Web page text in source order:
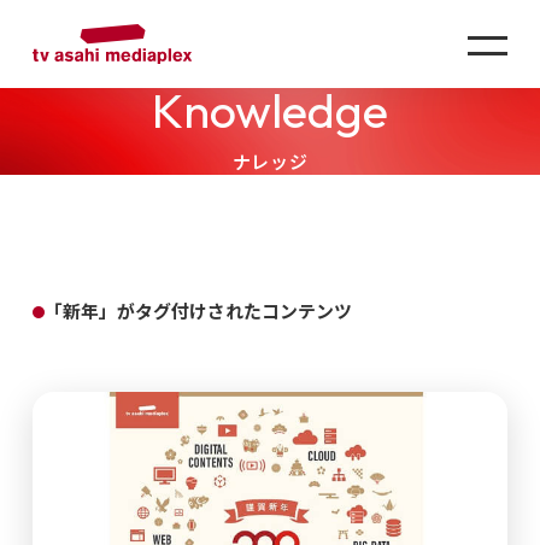
Knowledge
ナレッジ
「新年」がタグ付けされたコンテンツ